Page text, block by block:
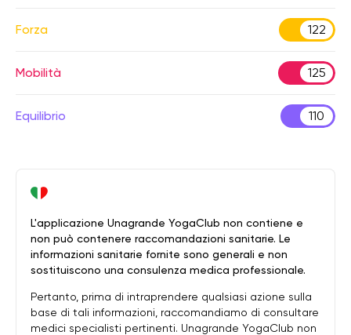
Forza 122
Mobilità 125
Equilibrio 110
L'applicazione Unagrande YogaClub non contiene e
non può contenere raccomandazioni sanitarie. Le
informazioni sanitarie fornite sono generali e non
sostituiscono una consulenza medica professionale.
Pertanto, prima di intraprendere qualsiasi azione sulla
base di tali informazioni, raccomandiamo di consultare
medici specialisti pertinenti. Unagrande YogaClub non